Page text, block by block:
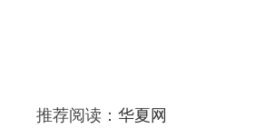
推荐阅读：华夏网